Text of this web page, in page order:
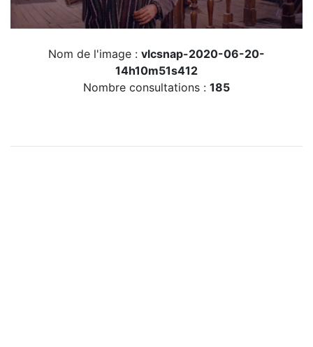
Nom de l'image : vlcsnap-2020-06-20-
14h10m51s412
Nombre consultations : 185